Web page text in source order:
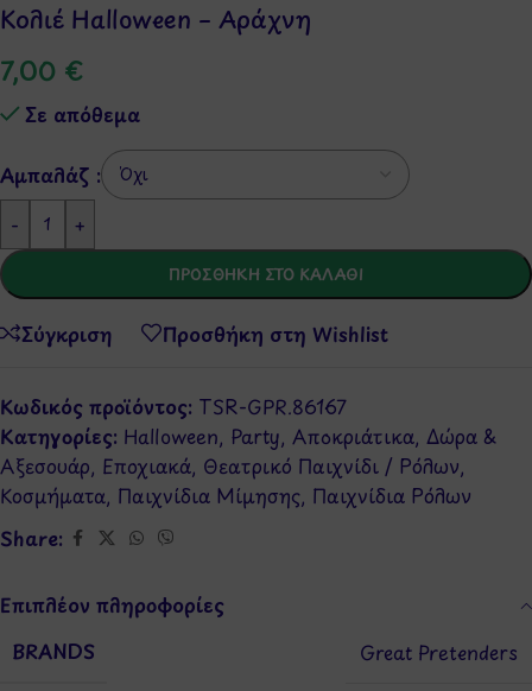
Κολιέ Halloween – Αράχνη
7,00 €
Σε απόθεμα
Αμπαλάζ :
-
+
ΠΡΟΣΘΉΚΗ ΣΤΟ ΚΑΛΆΘΙ
Σύγκριση Προσθήκη στη Wishlist
Κωδικός προϊόντος: TSR-GPR.86167
Κατηγορίες: Halloween, Party, Αποκριάτικα, Δώρα &
Αξεσουάρ, Εποχιακά, Θεατρικό Παιχνίδι / Ρόλων,
Κοσμήματα, Παιχνίδια Μίμησης, Παιχνίδια Ρόλων
Share:
Επιπλέον πληροφορίες
BRANDS
Great Pretenders